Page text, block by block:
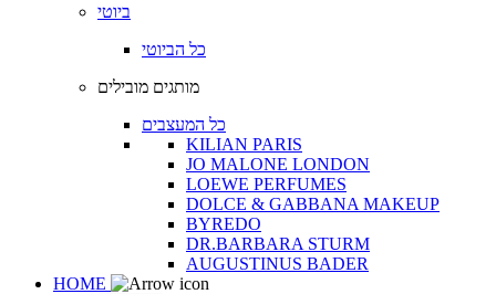
ביוטי
כל הביוטי
מותגים מובילים
כל המעצבים
KILIAN PARIS
JO MALONE LONDON
LOEWE PERFUMES
DOLCE & GABBANA MAKEUP
BYREDO
DR.BARBARA STURM
AUGUSTINUS BADER
HOME